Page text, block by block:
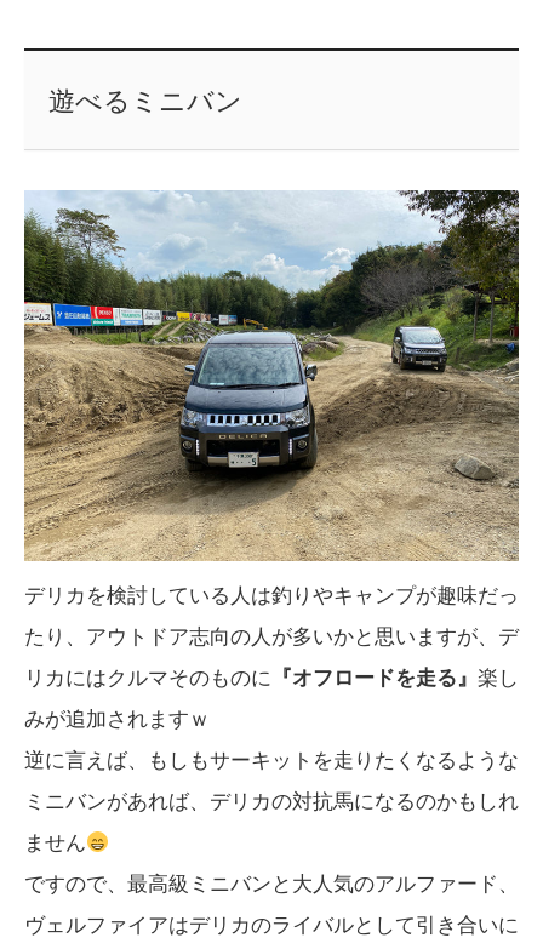
遊べるミニバン
デリカを検討している人は釣りやキャンプが趣味だっ
たり、アウトドア志向の人が多いかと思いますが、デ
リカにはクルマそのものに 『オフロードを走る』 楽し
みが追加されますｗ
逆に言えば、もしもサーキットを走りたくなるような
ミニバンがあれば、デリカの対抗馬になるのかもしれ
ません
ですので、最高級ミニバンと大人気のアルファード、
ヴェルファイアはデリカのライバルとして引き合いに